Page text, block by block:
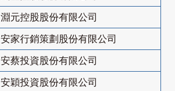
淵元控股股份有限公司
安家行銷策劃股份有限公司
安蔡投資股份有限公司
安穎投資股份有限公司